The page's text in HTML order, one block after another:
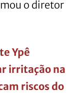
o diretor
Ypê
irritação na
riscos do